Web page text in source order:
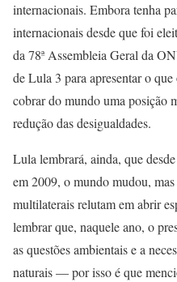
internacionais. Embora tenha
internacionais desde que foi
da 78ª Assembleia Geral da
de Lula 3 para apresentar o
cobrar do mundo uma posição
redução das desigualdades.
Lula lembrará, ainda, que
em 2009, o mundo mudou,
multilaterais relutam em abrir
lembrar que, naquele ano, o
as questões ambientais e a
naturais — por isso é que